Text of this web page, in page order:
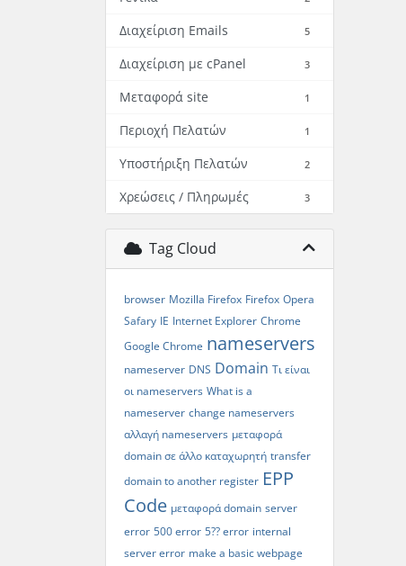
Διαχείριση Emails 5
Διαχείριση με cPanel 3
Μεταφορά site 1
Περιοχή Πελατών 1
Υποστήριξη Πελατών 2
Χρεώσεις / Πληρωμές 3
Tag Cloud
browser Mozilla Firefox Firefox Opera
Safary IE Internet Explorer Chrome
Google Chrome nameservers
nameserver DNS Domain Τι είναι
οι nameservers What is a
nameserver change nameservers
αλλαγή nameservers μεταφορά
domain σε άλλο καταχωρητή transfer
domain to another register EPP
Code μεταφορά domain server
error 500 error 5?? error internal
server error make a basic webpage